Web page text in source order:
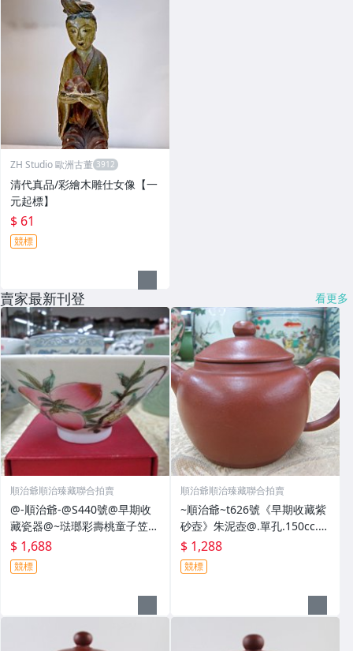
ZH Studio 歐洲古董
清代真品/彩繪木雕仕女像【一
元起標】
$ 61
競標
賣家最新刊登 看更多
順治爺順治臻藏聯合拍賣
@-順治爺-@S440號@早期收
藏瓷器@~琺瑯彩壽桃童子笠帽
碗~大清雍正年製~@1688元起
標
$ 1,688
競標
順治爺順治臻藏聯合拍賣
~順治爺~t626號《早期收藏紫
砂壺》朱泥壺@.單孔.150cc.中
華人民共和國外交部禮品專用
@1288元起標
$ 1,288
競標